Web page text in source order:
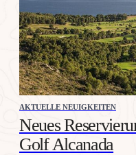
AKTUELLE NEUIGKEITEN
Neues
Golf Alcanada